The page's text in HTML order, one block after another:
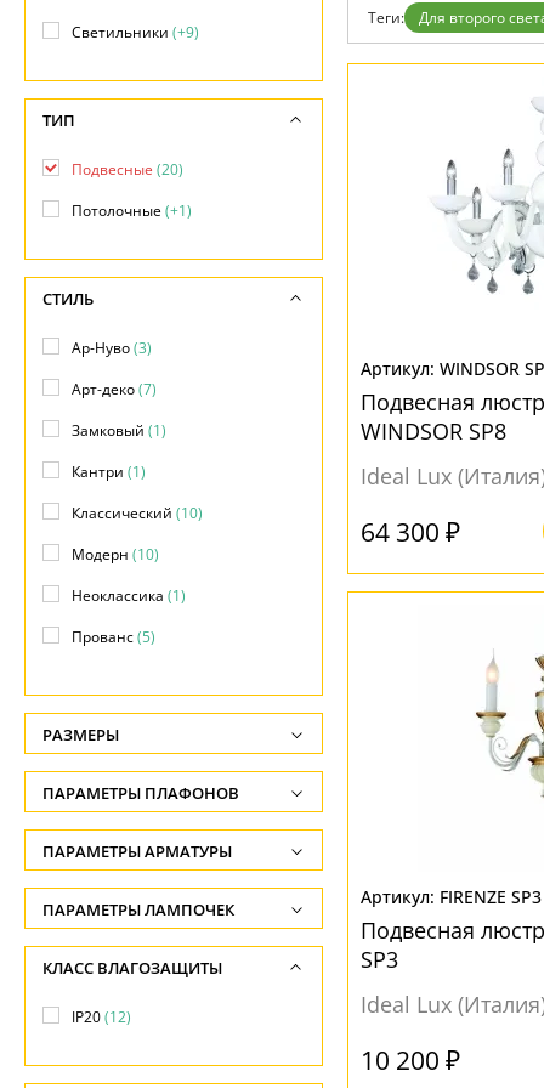
Установка
Контакты
Теги: Для второго
WINDSOR
Подвесная
WINDSOR SP8
Ideal Lux
64 300 ₽
FIRENZE SP3
Подвесная
SP3
Ideal Lux
10 200 ₽
Светильники (+9)
ТИП
Подвесные (20)
Потолочные(+1)
СТИЛЬ
Ар-Нуво(3)
Арт-деко(7)
Замковый (1)
Кантри (1)
Классический (10)
Модерн (10)
Неоклассика (1)
Прованс(5)
Яркое и цветное(1)
РАЗМЕРЫ
Высота, см
-
Ширина, см
-
Диаметр, см
-
Длина, см
ПАРАМЕТРЫ ПЛАФОНОВ
ФОРМА ПЛАФОНА
Абажур(1)
Без плафона(1)
Конус(1)
Подсвечник. свеча
ПАРАМЕТРЫ АРМАТУРЫ
ЦВЕТ АРМАТУРЫ
Белый(4)
ПАРАМЕТРЫ ЛАМПОЧЕК
Количество ламп
-
Общая мощность ламп
-
КЛАСС ВЛАГОЗАЩИТЫ
IP20(12)